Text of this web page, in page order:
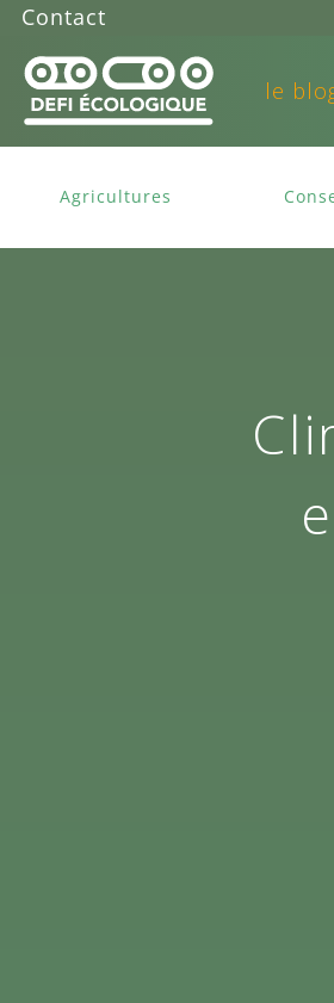
Contact
le
Agricultures